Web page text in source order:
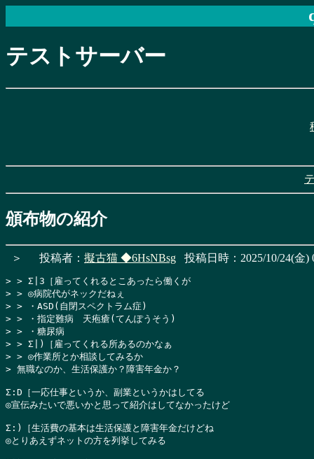
テストサーバー
頒布物の紹介
＞ 投稿者： 擬古猫 ◆6HsNBsg 投稿日時：2025/10/24(金)
> > Σ|3［雇ってくれるとこあったら働くが
> > ◎病院代がネックだねぇ
> > ・ASD(自閉スペクトラム症)
> > ・指定難病　天疱瘡(てんぽうそう)
> > ・糖尿病
> > Σ|)［雇ってくれる所あるのかなぁ
> > ◎作業所とか相談してみるか
> 無職なのか、生活保護か？障害年金か？
Σ:D［一応仕事というか、副業というかはしてる
◎宣伝みたいで悪いかと思って紹介はしてなかったけど
Σ:)［生活費の基本は生活保護と障害年金だけどね
◎とりあえずネットの方を列挙してみる